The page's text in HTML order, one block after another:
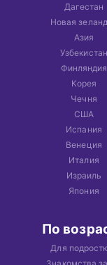
Дагестан
Новая
Азия
Узбекистан
Финляндия
Корея
Чечня
США
Испания
Венеция
Италия
Израиль
Япония
По
Для